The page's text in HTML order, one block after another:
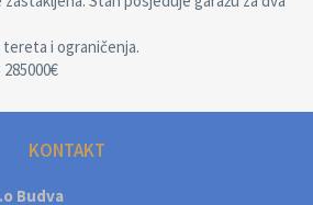
i ograničenja.
KONTAKT
Budva